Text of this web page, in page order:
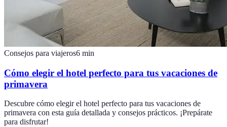
Consejos para viajeros6 min
Cómo elegir el hotel perfecto para tus vacaciones de
primavera
Descubre cómo elegir el hotel perfecto para tus vacaciones de
primavera con esta guía detallada y consejos prácticos. ¡Prepárate
para disfrutar!